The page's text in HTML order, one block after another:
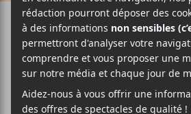
Cet évènement est passé.